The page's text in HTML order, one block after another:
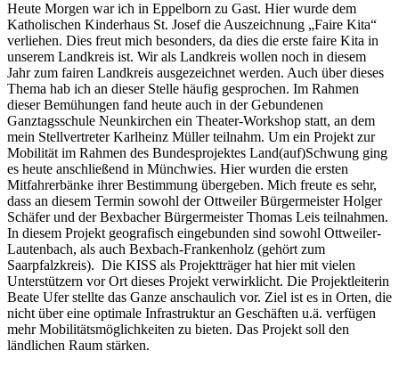
Heute Morgen war ich in Eppelborn zu Gast. Hier wurde dem
Katholischen Kinderhaus St. Josef die Auszeichnung „Faire Kita“
verliehen. Dies freut mich besonders, da dies die erste faire Kita in
unserem Landkreis ist. Wir als Landkreis wollen noch in diesem
Jahr zum fairen Landkreis ausgezeichnet werden. Auch über dieses
Thema hab ich an dieser Stelle häufig gesprochen. Im Rahmen
dieser Bemühungen fand heute auch in der Gebundenen
Ganztagsschule Neunkirchen ein Theater-Workshop statt, an dem
mein Stellvertreter Karlheinz Müller teilnahm. Um ein Projekt zur
Mobilität im Rahmen des Bundesprojektes Land(auf)Schwung ging
es heute anschließend in Münchwies. Hier wurden die ersten
Mitfahrerbänke ihrer Bestimmung übergeben. Mich freute es sehr,
dass an diesem Termin sowohl der Ottweiler Bürgermeister Holger
Schäfer und der Bexbacher Bürgermeister Thomas Leis teilnahmen.
In diesem Projekt geografisch eingebunden sind sowohl Ottweiler-
Lautenbach, als auch Bexbach-Frankenholz (gehört zum
Saarpfalzkreis). Die KISS als Projektträger hat hier mit vielen
Unterstützern vor Ort dieses Projekt verwirklicht. Die Projektleiterin
Beate Ufer stellte das Ganze anschaulich vor. Ziel ist es in Orten, die
nicht über eine optimale Infrastruktur an Geschäften u.ä. verfügen
mehr Mobilitätsmöglichkeiten zu bieten. Das Projekt soll den
ländlichen Raum stärken.